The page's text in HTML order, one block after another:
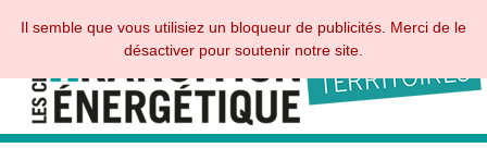
Il semble que vous utilisiez un bloqueur de publicités. Merci de le
désactiver pour soutenir notre site.